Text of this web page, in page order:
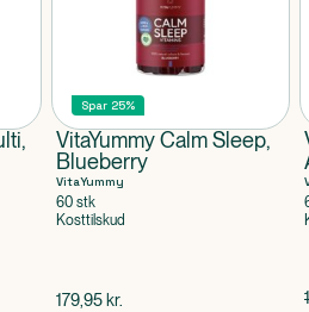
Spar 25%
VitaYummy Calm Sleep,
Blueberry
VitaYummy
60 stk
Kosttilskud
$gammel pris
179,95 kr.